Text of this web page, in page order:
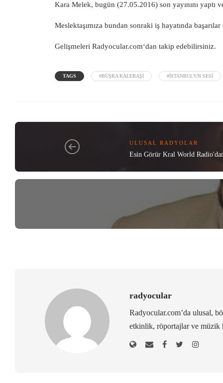
Kara Melek, bugün (27.05.2016) son yayınını yaptı
Meslektaşımıza bundan sonraki iş hayatında
Gelişmeleri Radyocular.com‘dan takip edebilirsiniz.
TAGS #BÜŞRA KALEBAŞI #İSTANBUL'UN SESI
ULUSAL RADYOLAR
Esin Görür Kral World
radyocular
Radyocular.com’da ulusal,
etkinlik, röportajlar ve müzik